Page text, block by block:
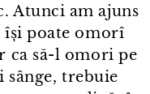
Atunci am ajuns
își poate omorî
ca să-l omori pe
trebuie